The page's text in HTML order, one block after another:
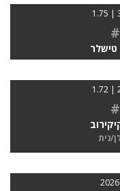
#
טישלר
#
נית